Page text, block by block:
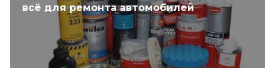
всё для ремонта автомобилей